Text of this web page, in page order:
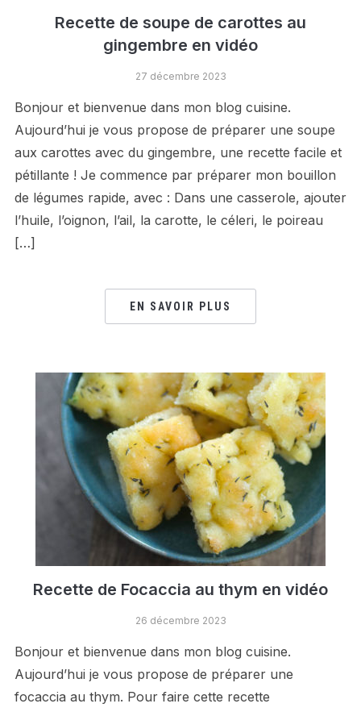
Recette de soupe de carottes au
gingembre en vidéo
27 décembre 2023
Bonjour et bienvenue dans mon blog cuisine.
Aujourd’hui je vous propose de préparer une soupe
aux carottes avec du gingembre, une recette facile et
pétillante ! Je commence par préparer mon bouillon
de légumes rapide, avec : Dans une casserole, ajouter
l’huile, l’oignon, l’ail, la carotte, le céleri, le poireau
[…]
EN SAVOIR PLUS
Recette de Focaccia au thym en vidéo
26 décembre 2023
Bonjour et bienvenue dans mon blog cuisine.
Aujourd’hui je vous propose de préparer une
focaccia au thym. Pour faire cette recette